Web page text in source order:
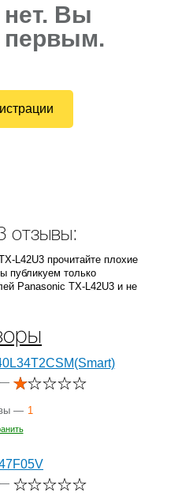
Вы
первым.
отзывы:
L42U3 прочитайте плохие
публикуем только
Panasonic TX-L42U3 и не
—
— 1
—